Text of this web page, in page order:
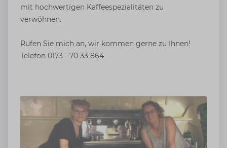
mit hochwertigen Kaffeespezialitäten zu
verwöhnen.
Rufen Sie mich an, wir kommen gerne zu Ihnen!
Telefon 0173 - 70 33 864